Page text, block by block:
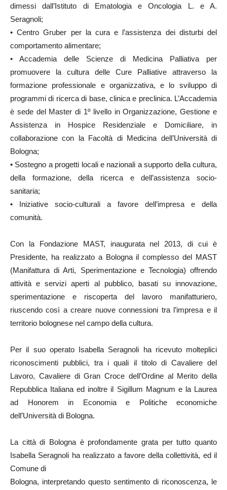
dimessi dall’Istituto di Ematologia e Oncologia L. e A.
Seragnoli;
• Centro Gruber per la cura e l’assistenza dei disturbi del
comportamento alimentare;
• Accademia delle Scienze di Medicina Palliativa per
promuovere la cultura delle Cure Palliative attraverso la
formazione professionale e organizzativa, e lo sviluppo di
programmi di ricerca di base, clinica e preclinica. L’Accademia
è sede del Master di 1º livello in Organizzazione, Gestione e
Assistenza in Hospice Residenziale e Domiciliare, in
collaborazione con la Facoltà di Medicina dell’Università di
Bologna;
• Sostegno a progetti locali e nazionali a supporto della cultura,
della formazione, della ricerca e dell’assistenza socio-
sanitaria;
• Iniziative socio-culturali a favore dell’impresa e della
comunità.
Con la Fondazione MAST, inaugurata nel 2013, di cui è
Presidente, ha realizzato a Bologna il complesso del MAST
(Manifattura di Arti, Sperimentazione e Tecnologia) offrendo
attività e servizi aperti al pubblico, basati su innovazione,
sperimentazione e riscoperta del lavoro manifatturiero,
riuscendo così a creare nuove connessioni tra l’impresa e il
territorio bolognese nel campo della cultura.
Per il suo operato Isabella Seragnoli ha ricevuto molteplici
riconoscimenti pubblici, tra i quali il titolo di Cavaliere del
Lavoro, Cavaliere di Gran Croce dell’Ordine al Merito della
Repubblica Italiana ed inoltre il Sigillum Magnum e la Laurea
ad Honorem in Economia e Politiche economiche
dell’Università di Bologna.
La città di Bologna è profondamente grata per tutto quanto
Isabella Seragnoli ha realizzato a favore della collettività, ed il
Comune di
Bologna, interpretando questo sentimento di riconoscenza, le